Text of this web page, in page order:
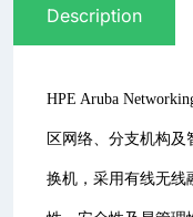
Description
HPE Aruba
区网络、分支机构
换机，采用有线无线